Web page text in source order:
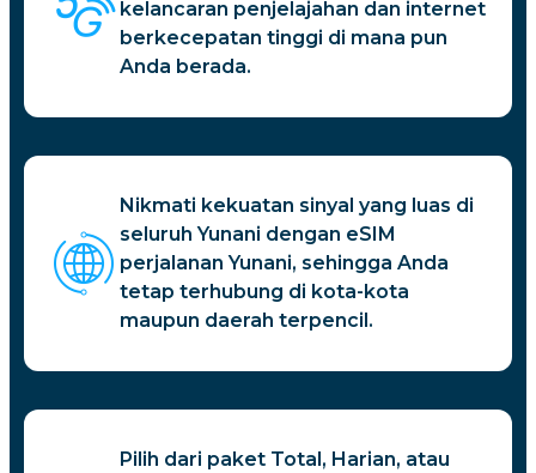
kelancaran penjelajahan dan internet
berkecepatan tinggi di mana pun
Anda berada.
Nikmati kekuatan sinyal yang luas di
seluruh Yunani dengan eSIM
perjalanan Yunani, sehingga Anda
tetap terhubung di kota-kota
maupun daerah terpencil.
Pilih dari paket Total, Harian, atau